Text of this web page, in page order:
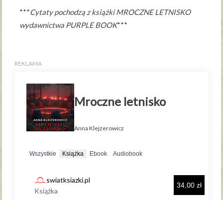
***Cytaty pochodzą z książki MROCZNE LETNISKO
wydawnictwa PURPLE BOOK***